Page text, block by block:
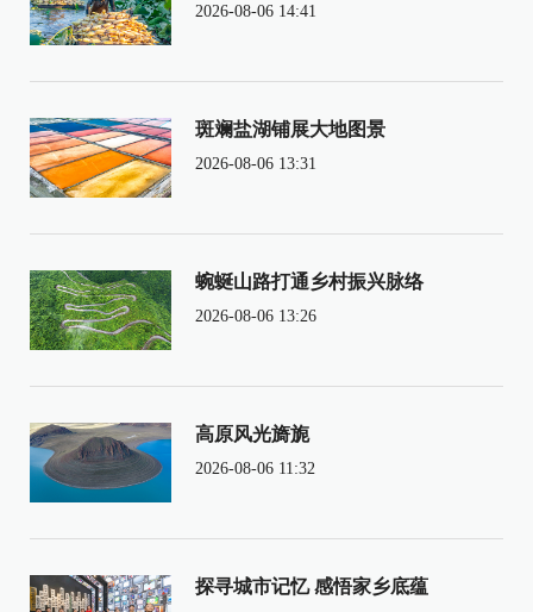
2026-08-06 14:41
斑斓盐湖铺展大地图景
2026-08-06 13:31
蜿蜒山路打通乡村振兴脉络
2026-08-06 13:26
高原风光旖旎
2026-08-06 11:32
探寻城市记忆 感悟家乡底蕴